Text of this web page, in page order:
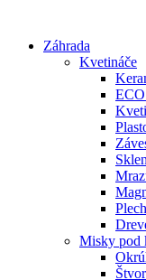
obsah
Záhrada
Kvetináče
Misky pod